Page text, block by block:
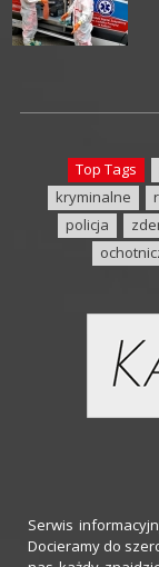
Top Tags
kryminalne
policja
Serwis
Docieramy do